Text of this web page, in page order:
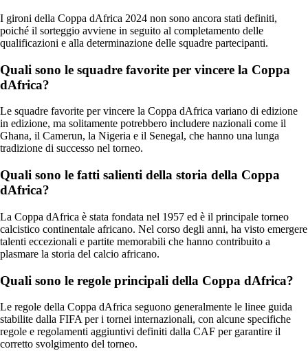
I gironi della Coppa dAfrica 2024 non sono ancora stati definiti,
poiché il sorteggio avviene in seguito al completamento delle
qualificazioni e alla determinazione delle squadre partecipanti.
Quali sono le squadre favorite per vincere la Coppa
dAfrica?
Le squadre favorite per vincere la Coppa dAfrica variano di edizione
in edizione, ma solitamente potrebbero includere nazionali come il
Ghana, il Camerun, la Nigeria e il Senegal, che hanno una lunga
tradizione di successo nel torneo.
Quali sono le fatti salienti della storia della Coppa
dAfrica?
La Coppa dAfrica è stata fondata nel 1957 ed è il principale torneo
calcistico continentale africano. Nel corso degli anni, ha visto emergere
talenti eccezionali e partite memorabili che hanno contribuito a
plasmare la storia del calcio africano.
Quali sono le regole principali della Coppa dAfrica?
Le regole della Coppa dAfrica seguono generalmente le linee guida
stabilite dalla FIFA per i tornei internazionali, con alcune specifiche
regole e regolamenti aggiuntivi definiti dalla CAF per garantire il
corretto svolgimento del torneo.